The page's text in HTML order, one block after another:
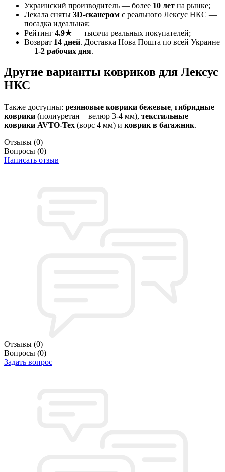
Украинский производитель — более 10 лет на рынке;
Лекала сняты 3D-сканером с реального Лексус НКС —
посадка идеальная;
Рейтинг 4.9★— тысячи реальных покупателей;
Возврат 14 дней. Доставка Нова Пошта по всей Украине
— 1-2 рабочих дня.
Другие варианты ковриков для Лексус
НКС
Также доступны: резиновые коврики бежевые, гибридные
коврики (полиуретан + велюр 3-4 мм), текстильные
коврики AVTO-Tex (ворс 4 мм) и коврик в багажник.
Отзывы (0)
Вопросы (0)
Написать отзыв
Отзывы (0)
Вопросы (0)
Задать вопрос